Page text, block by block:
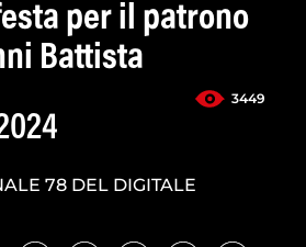
per il patrono
Battista
3449
78 DEL DIGITALE